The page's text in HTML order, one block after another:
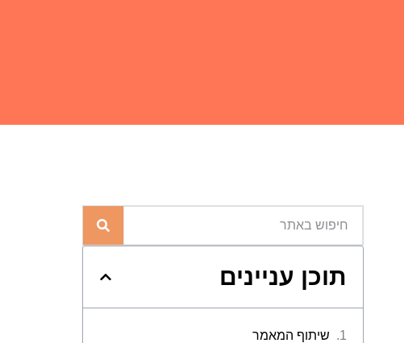
תוכן עניינים
שיתוף המאמר